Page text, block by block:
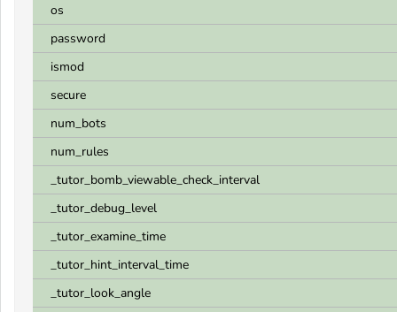
os
password
ismod
secure
num_bots
num_rules
_tutor_bomb_viewable_check_interval
_tutor_debug_level
_tutor_examine_time
_tutor_hint_interval_time
_tutor_look_angle